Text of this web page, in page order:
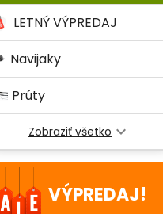
LETNÝ VÝPREDAJ
Navijaky
Prúty
Zobraziť všetko expand_more
VÝPREDAJ!